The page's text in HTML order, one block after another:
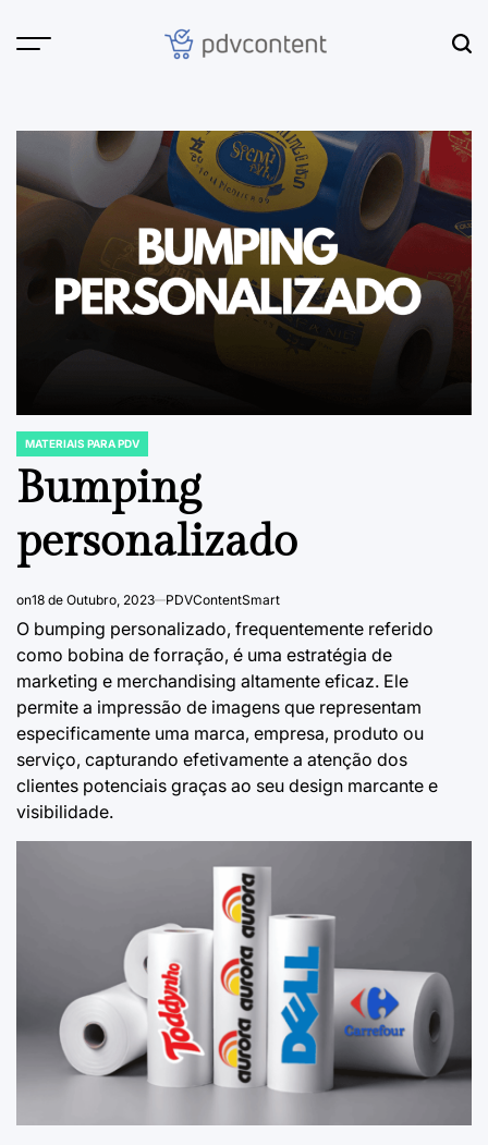
POSTED
IN
MATERIAIS PARA PDV
Bumping
personalizado
on18 de Outubro, 2023 PDVContentSmart
O bumping personalizado, frequentemente referido
como bobina de forração, é uma estratégia de
marketing e merchandising altamente eficaz. Ele
permite a impressão de imagens que representam
especificamente uma marca, empresa, produto ou
serviço, capturando efetivamente a atenção dos
clientes potenciais graças ao seu design marcante e
visibilidade.